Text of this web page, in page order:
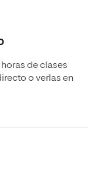
de clases
o verlas en